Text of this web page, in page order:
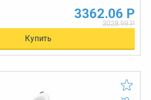
3362.06 Р
3028.99 Р
Купить